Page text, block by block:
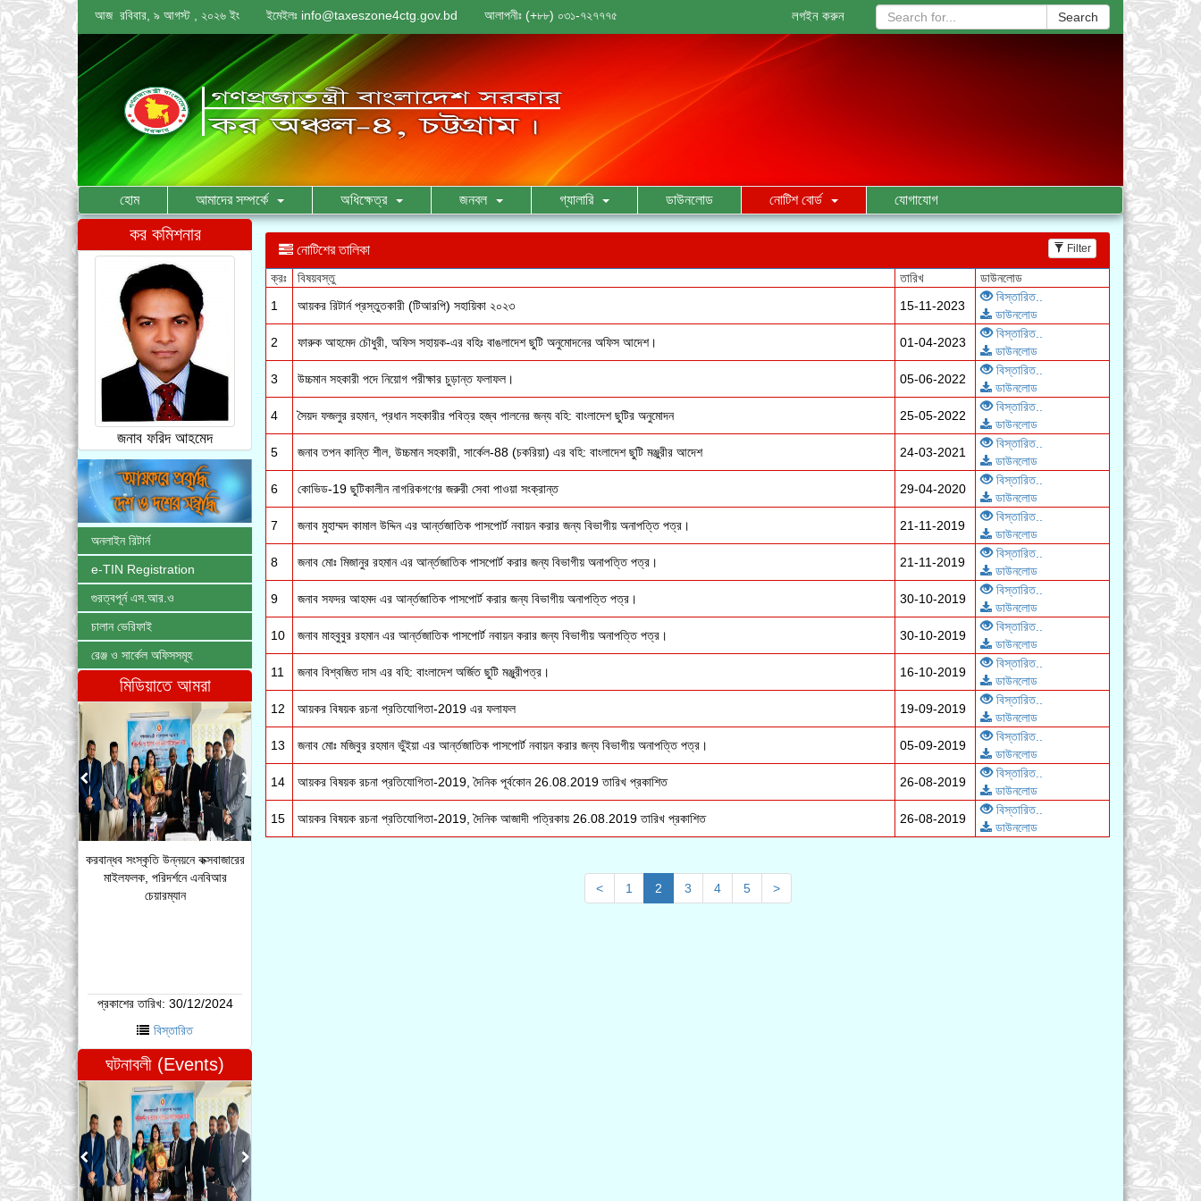
আজ রবিবার, ৯ আগস্ট , ২০২৬ ইং ইমেইলঃ info@taxeszone4ctg.gov.bd আলাপনীঃ (+৮৮) ০৩১-৭২৭৭৭৫ লগইন করুন Search
হোম আমাদের সম্পর্কে অধিক্ষেত্র জনবল গ্যালারি ডাউনলোড নোটিশ বোর্ড যোগাযোগ
কর কমিশনার
জনাব ফরিদ আহমেদ
অনলাইন রিটার্ন
e-TIN Registration
গুরত্বপূর্ন এস.আর.ও
চালান ভেরিফাই
রেঞ্জ ও সার্কেল অফিসসমূহ
মিডিয়াতে আমরা
করবান্ধব সংস্কৃতি উন্নয়নে কক্সবাজারের
মাইলফলক, পরিদর্শনে এনবিআর
চেয়ারম্যান
প্রকাশের তারিখ: 30/12/2024
বিস্তারিত
ঘটনাবলী (Events)
নোটিশের তালিকা Filter
1 আয়কর রিটার্ন প্রস্তুতকারী (টিআরপি) সহায়িকা ২০২৩ 15-11-2023
বিস্তারিত..
ডাউনলোড
2
ফারুক আহমেদ চৌধুরী, অফিস সহায়ক-এর বহিঃ বাঙলাদেশ ছুটি অনুমোদনের অফিস আদেশ। 01-04-2023
বিস্তারিত..
ডাউনলোড
3
উচ্চমান সহকারী পদে নিয়োগ পরীক্ষার চুড়ান্ত ফলাফল। 05-06-2022
বিস্তারিত..
ডাউনলোড
4
সৈয়দ ফজলুর রহমান, প্রধান সহকারীর পবিত্র হজ্ব পালনের জন্য বহি: বাংলাদেশ ছুটির অনুমোদন 25-05-2022
বিস্তারিত..
ডাউনলোড
5
জনাব তপন কান্তি শীল, উচ্চমান সহকারী, সার্কেল-88 (চকরিয়া) এর বহি: বাংলাদেশ ছুটি মঞ্জুরীর আদেশ 24-03-2021
বিস্তারিত..
ডাউনলোড
6
কোভিড-19 ছুটিকালীন নাগরিকগণের জরুরী সেবা পাওয়া সংক্রান্ত 29-04-2020
বিস্তারিত..
ডাউনলোড
7
জনাব মুহাম্মদ কামাল উদ্দিন এর আর্ন্তজাতিক পাসপোর্ট নবায়ন করার জন্য বিভাগীয় অনাপত্তি পত্র। 21-11-2019
বিস্তারিত..
ডাউনলোড
8
জনাব মোঃ মিজানুর রহমান এর আর্ন্তজাতিক পাসপোর্ট করার জন্য বিভাগীয় অনাপত্তি পত্র। 21-11-2019
বিস্তারিত..
ডাউনলোড
9
জনাব সফদর আহমদ এর আর্ন্তজাতিক পাসপোর্ট করার জন্য বিভাগীয় অনাপত্তি পত্র। 30-10-2019
বিস্তারিত..
ডাউনলোড
10
জনাব মাহবুবুর রহমান এর আর্ন্তজাতিক পাসপোর্ট নবায়ন করার জন্য বিভাগীয় অনাপত্তি পত্র। 30-10-2019
বিস্তারিত..
ডাউনলোড
11
জনাব বিশ্বজিত দাস এর বহি: বাংলাদেশ অর্জিত ছুটি মঞ্জুরীপত্র। 16-10-2019
বিস্তারিত..
ডাউনলোড
12
আয়কর বিষয়ক রচনা প্রতিযোগিতা-2019 এর ফলাফল 19-09-2019
বিস্তারিত..
ডাউনলোড
13
জনাব মোঃ মজিবুর রহমান ভুঁইয়া এর আর্ন্তজাতিক পাসপোর্ট নবায়ন করার জন্য বিভাগীয় অনাপত্তি পত্র। 05-09-2019
বিস্তারিত..
ডাউনলোড
14
আয়কর বিষয়ক রচনা প্রতিযোগিতা-2019, দৈনিক পূর্বকোন 26.08.2019 তারিখ প্রকাশিত 26-08-2019
বিস্তারিত..
ডাউনলোড
15
আয়কর বিষয়ক রচনা প্রতিযোগিতা-2019, দৈনিক আজাদী পত্রিকায় 26.08.2019 তারিখ প্রকাশিত 26-08-2019
বিস্তারিত..
ডাউনলোড
< 1 2 3 4 5 >